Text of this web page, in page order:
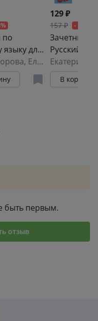
по
языку для
школы
, Елена Нефедова
129 ₽
157 ₽ - 18%
Зачетные
Русский
класс. ч.2.
Канакина,
Горецкий.
Екатерина
В корзину
быть первым.
отзыв